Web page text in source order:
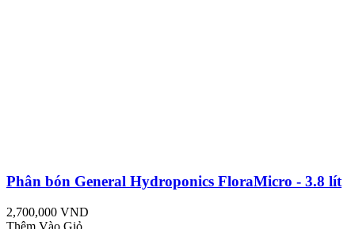
Phân bón General Hydroponics FloraMicro - 3.8 lít
2,700,000 VND
Thêm Vào Giỏ